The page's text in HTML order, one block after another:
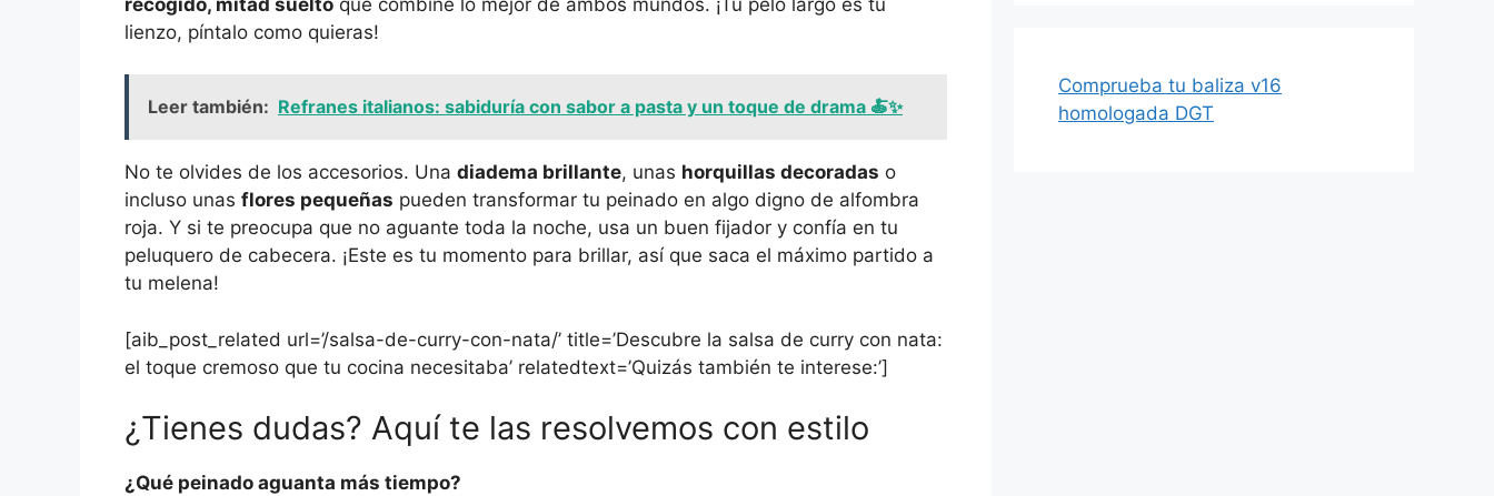
lienzo, píntalo como quieras!
Leer también: Refranes italianos: sabiduría con sabor a pasta y un toque de drama 🍝✨
No te olvides de los accesorios. Una diadema brillante, unas horquillas decoradas o
incluso unas flores pequeñas pueden transformar tu peinado en algo digno de alfombra
roja. Y si te preocupa que no aguante toda la noche, usa un buen fijador y confía en tu
peluquero de cabecera. ¡Este es tu momento para brillar, así que saca el máximo partido a
tu melena!
[aib_post_related url=’/salsa-de-curry-con-nata/’ title=’Descubre la salsa de curry con nata:
el toque cremoso que tu cocina necesitaba’ relatedtext=’Quizás también te interese:’]
¿Tienes dudas? Aquí te las resolvemos con estilo
¿Qué peinado aguanta más tiempo?
Comprueba tu baliza v16
homologada DGT